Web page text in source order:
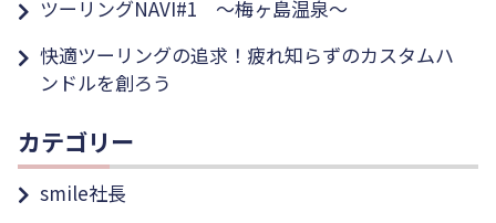
ツーリングNAVI#1 ～梅ヶ島温泉～
快適ツーリングの追求！疲れ知らずのカスタムハ
ンドルを創ろう
カテゴリー
smile社長